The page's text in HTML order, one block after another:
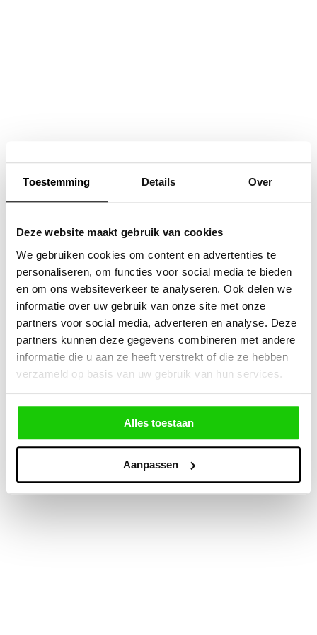
Toestemming Details Over
Deze website maakt gebruik van cookies
We gebruiken cookies om content en advertenties te
personaliseren, om functies voor social media te bieden
en om ons websiteverkeer te analyseren. Ook delen we
informatie over uw gebruik van onze site met onze
partners voor social media, adverteren en analyse. Deze
partners kunnen deze gegevens combineren met andere
informatie die u aan ze heeft verstrekt of die ze hebben
verzameld op basis van uw gebruik van hun services.
Alles toestaan
Aanpassen